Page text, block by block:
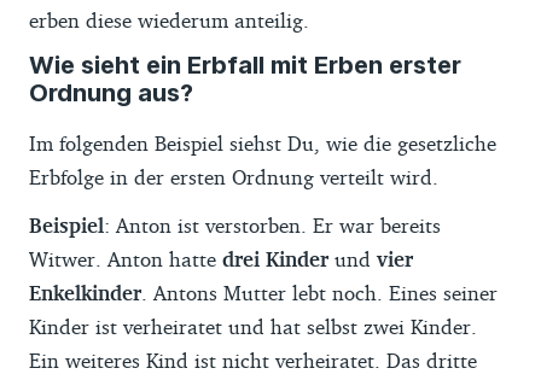
erben diese wiederum anteilig.
Wie sieht ein Erbfall mit Erben erster
Ordnung aus?
Im folgenden Beispiel siehst Du, wie die gesetzliche
Erbfolge in der ersten Ordnung verteilt wird.
Beispiel: Anton ist verstorben. Er war bereits
Witwer. Anton hatte drei Kinder undvier
Enkelkinder . Antons Mutter lebt noch. Eines seiner
Kinder ist verheiratet und hat selbst zwei Kinder.
Ein weiteres Kind ist nicht verheiratet. Das dritte